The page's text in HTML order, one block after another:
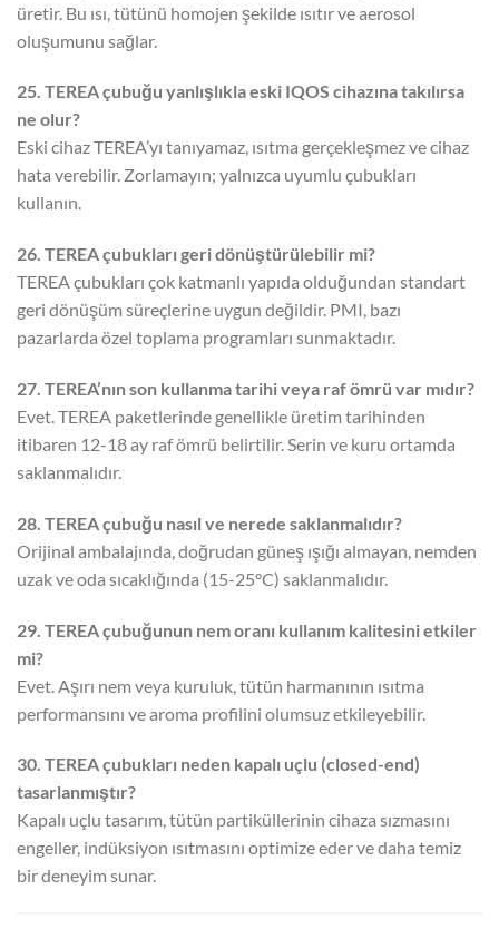
üretir. Bu ısı, tütünü homojen şekilde ısıtır ve aerosol
oluşumunu sağlar.
25. TEREA çubuğu yanlışlıkla eski IQOS cihazına takılırsa
ne olur?
Eski cihaz TEREA’yı tanıyamaz, ısıtma gerçekleşmez ve cihaz
hata verebilir. Zorlamayın; yalnızca uyumlu çubukları
kullanın.
26. TEREA çubukları geri dönüştürülebilir mi?
TEREA çubukları çok katmanlı yapıda olduğundan standart
geri dönüşüm süreçlerine uygun değildir. PMI, bazı
pazarlarda özel toplama programları sunmaktadır.
27. TEREA’nın son kullanma tarihi veya raf ömrü var mıdır?
Evet. TEREA paketlerinde genellikle üretim tarihinden
itibaren 12-18 ay raf ömrü belirtilir. Serin ve kuru ortamda
saklanmalıdır.
28. TEREA çubuğu nasıl ve nerede saklanmalıdır?
Orijinal ambalajında, doğrudan güneş ışığı almayan, nemden
uzak ve oda sıcaklığında (15-25°C) saklanmalıdır.
29. TEREA çubuğunun nem oranı kullanım kalitesini etkiler
mi?
Evet. Aşırı nem veya kuruluk, tütün harmanının ısıtma
performansını ve aroma profilini olumsuz etkileyebilir.
30. TEREA çubukları neden kapalı uçlu (closed-end)
tasarlanmıştır?
Kapalı uçlu tasarım, tütün partiküllerinin cihaza sızmasını
engeller, indüksiyon ısıtmasını optimize eder ve daha temiz
bir deneyim sunar.